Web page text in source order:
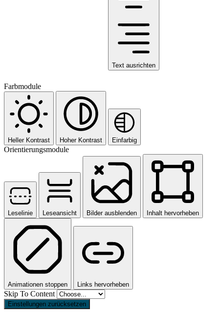
Text ausrichten
Farbmodule
Heller Kontrast Hoher Kontrast Einfarbig
Orientierungsmodule
Leselinie Leseansicht Bilder ausblenden Inhalt hervorheben
Animationen stoppen Links hervorheben
Skip To Content
Einstellungen zurücksetzen